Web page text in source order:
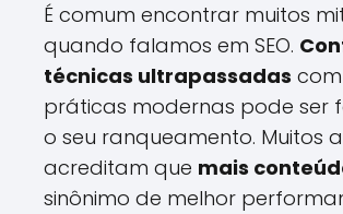
É comum encontrar muitos
quando falamos em SEO.
técnicas ultrapassadas
práticas modernas pode ser
o seu ranqueamento. Muitos
acreditam que mais
sinônimo de melhor